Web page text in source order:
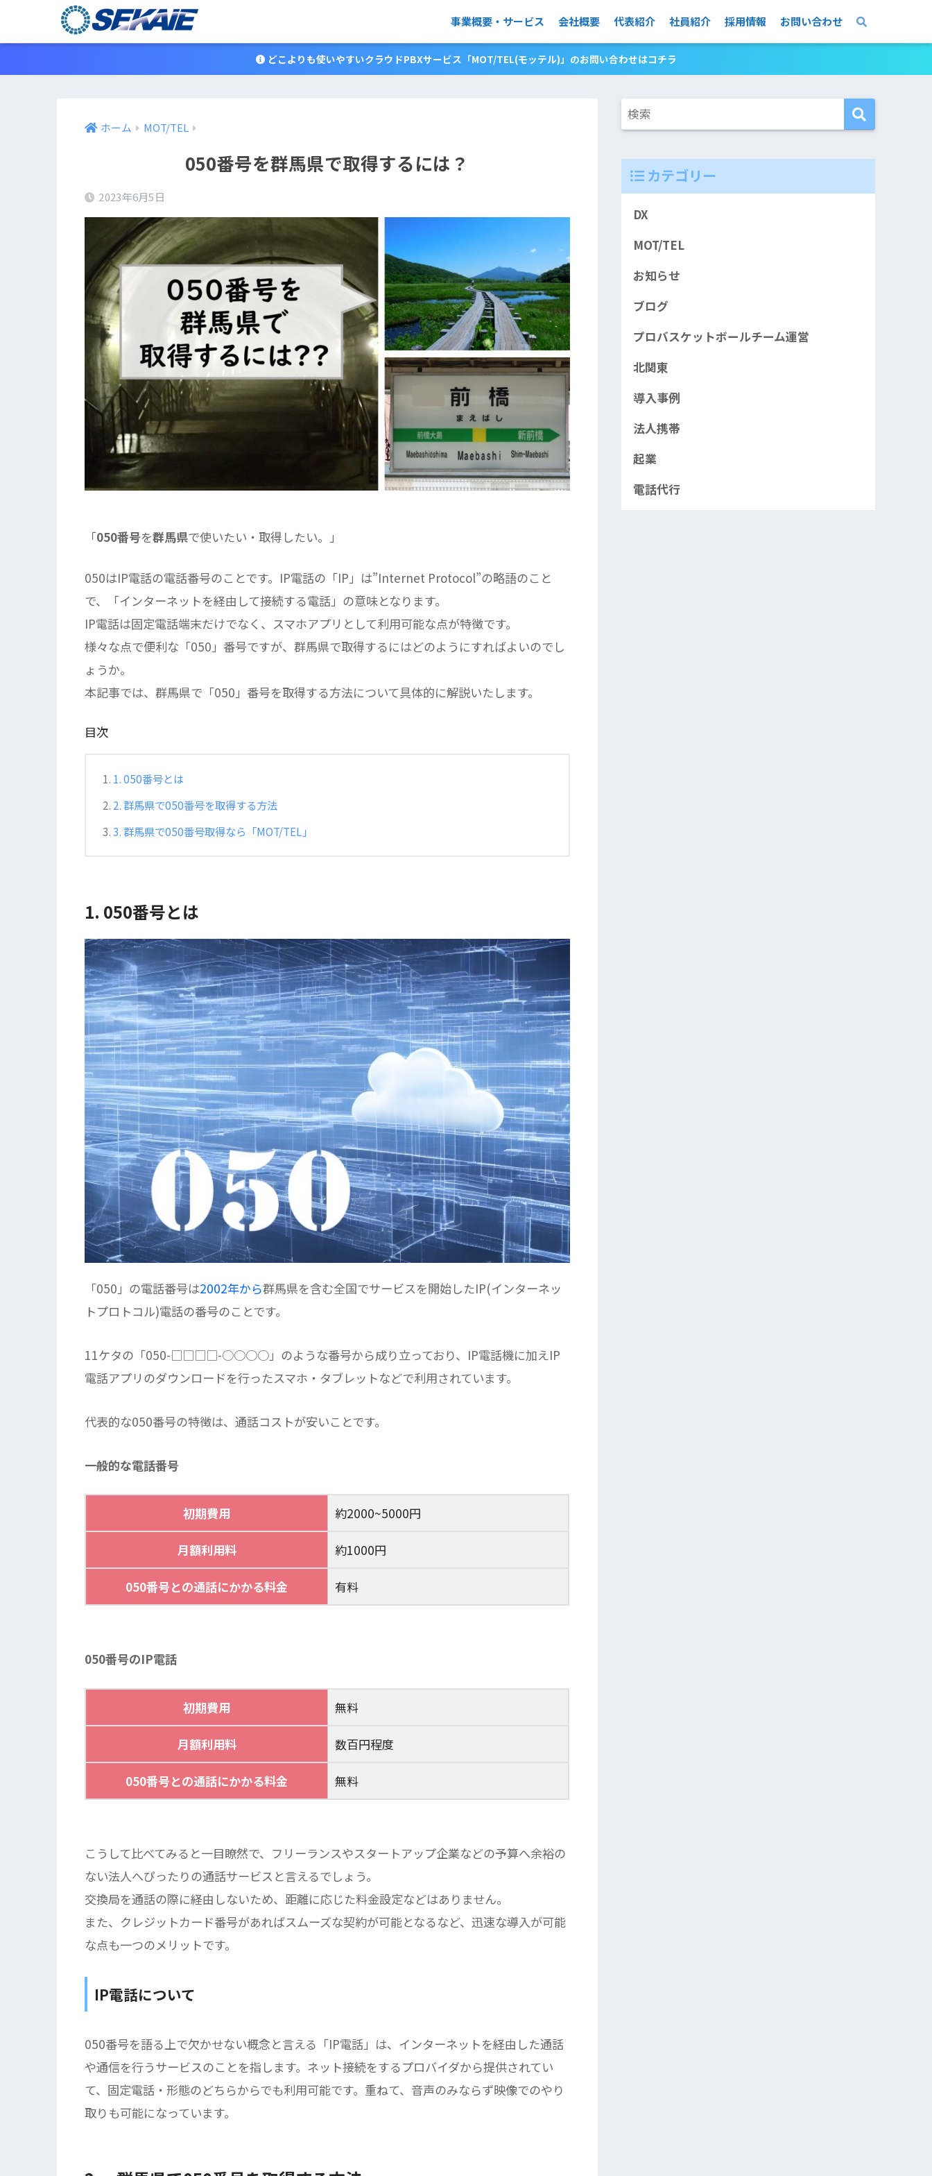
事業概要・サービス 会社概要 代表紹介 社員紹介 採用情報 お問い合わせ
どこよりも使いやすいクラウドPBXサービス「MOT/TEL(モッテル)」のお問い合わせはコチラ
ホーム MOT/TEL
050番号を群馬県で取得するには？
2023年6月5日
「050番号を群馬県で使いたい・取得したい。」
050はIP電話の電話番号のことです。IP電話の「IP」は”Internet Protocol”の略語のこと
で、「インターネットを経由して接続する電話」の意味となります。
IP電話は固定電話端末だけでなく、スマホアプリとして利用可能な点が特徴です。
様々な点で便利な「050」番号ですが、群馬県で取得するにはどのようにすればよいのでし
ょうか。
本記事では、群馬県で「050」番号を取得する方法について具体的に解説いたします。
目次
1. 050番号とは
2. 群馬県で050番号を取得する方法
3. 群馬県で050番号取得なら「MOT/TEL」
1. 050番号とは
「050」の電話番号は2002年から群馬県を含む全国でサービスを開始したIP(インターネッ
トプロトコル)電話の番号のことです。
11ケタの「050-□□□□-○○○○」のような番号から成り立っており、IP電話機に加えIP
電話アプリのダウンロードを行ったスマホ・タブレットなどで利用されています。
代表的な050番号の特徴は、通話コストが安いことです。
一般的な電話番号
初期費用 約2000~5000円
月額利用料 約1000円
050番号との通話にかかる料金 有料
050番号のIP電話
初期費用 無料
月額利用料 数百円程度
050番号との通話にかかる料金 無料
こうして比べてみると一目瞭然で、フリーランスやスタートアップ企業などの予算へ余裕の
ない法人へぴったりの通話サービスと言えるでしょう。
交換局を通話の際に経由しないため、距離に応じた料金設定などはありません。
また、クレジットカード番号があればスムーズな契約が可能となるなど、迅速な導入が可能
な点も一つのメリットです。
IP電話について
050番号を語る上で欠かせない概念と言える「IP電話」は、インターネットを経由した通話
や通信を行うサービスのことを指します。ネット接続をするプロバイダから提供されてい
て、固定電話・形態のどちらからでも利用可能です。重ねて、音声のみならず映像でのやり
取りも可能になっています。
カテゴリー
DX
MOT/TEL
お知らせ
ブログ
プロバスケットボールチーム運営
北関東
導入事例
法人携帯
起業
電話代行